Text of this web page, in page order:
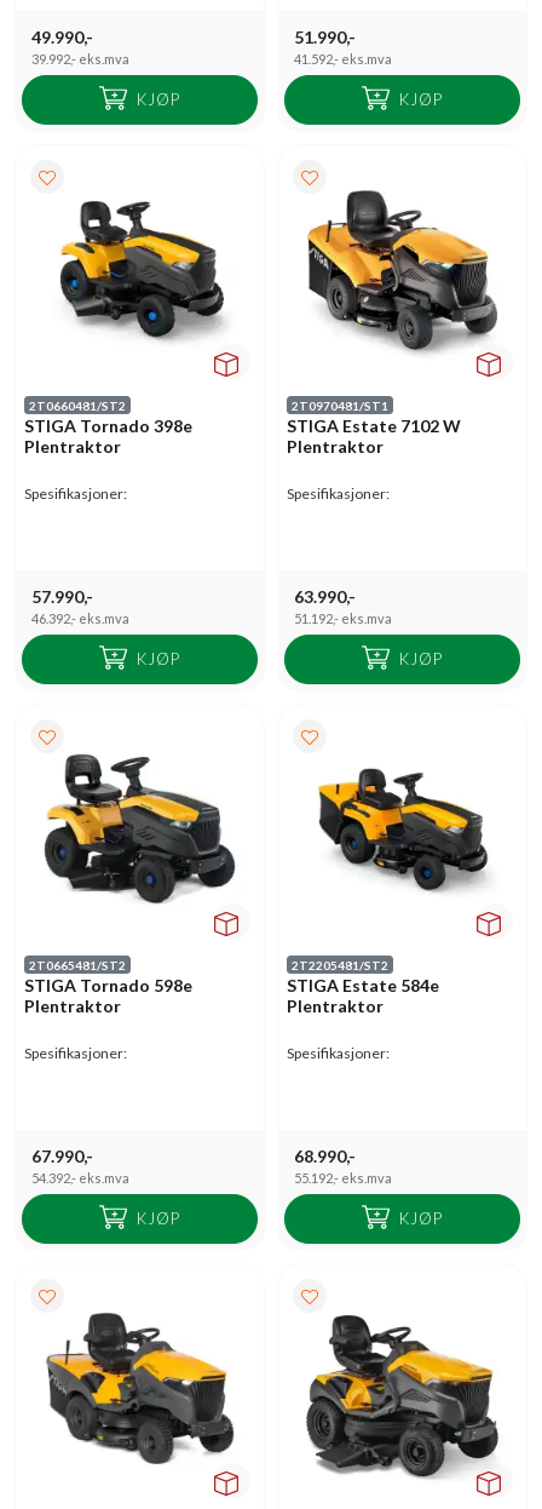
49.990,-
39.992,- eks.mva
KJØP
51.990,-
41.592,- eks.mva
KJØP
2T0660481/ST2
STIGA Tornado 398e
Plentraktor
Spesifikasjoner:
57.990,-
46.392,- eks.mva
KJØP
2T0970481/ST1
STIGA Estate 7102 W
Plentraktor
Spesifikasjoner:
63.990,-
51.192,- eks.mva
KJØP
2T0665481/ST2
STIGA Tornado 598e
Plentraktor
Spesifikasjoner:
67.990,-
54.392,- eks.mva
KJØP
2T2205481/ST2
STIGA Estate 584e
Plentraktor
Spesifikasjoner:
68.990,-
55.192,- eks.mva
KJØP